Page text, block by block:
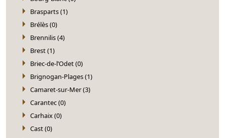
Brasparts (1)
Brélès (0)
Brennilis (4)
Brest (1)
Briec-de-l’Odet (0)
Brignogan-Plages (1)
Camaret-sur-Mer (3)
Carantec (0)
Carhaix (0)
Cast (0)